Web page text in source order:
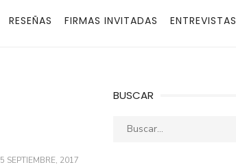
RESEÑAS FIRMAS INVITADAS ENTREVISTAS
PUBLICADO
5 SEPTIEMBRE, 2017
BUSCAR
Buscar: